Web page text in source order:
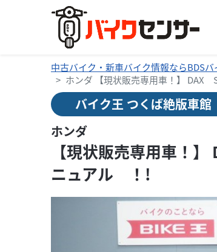
中古バイク・新車バイク情報ならBDS
ホンダ 【現状販売専用車！】
バイク王 つくば絶版車館
ホンダ
【現状販売専用車
ニュアル ！!